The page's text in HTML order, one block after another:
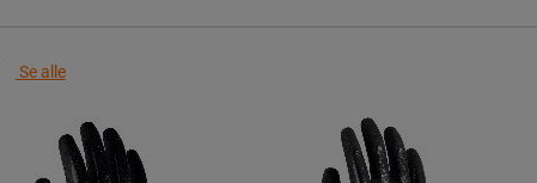
Se alle